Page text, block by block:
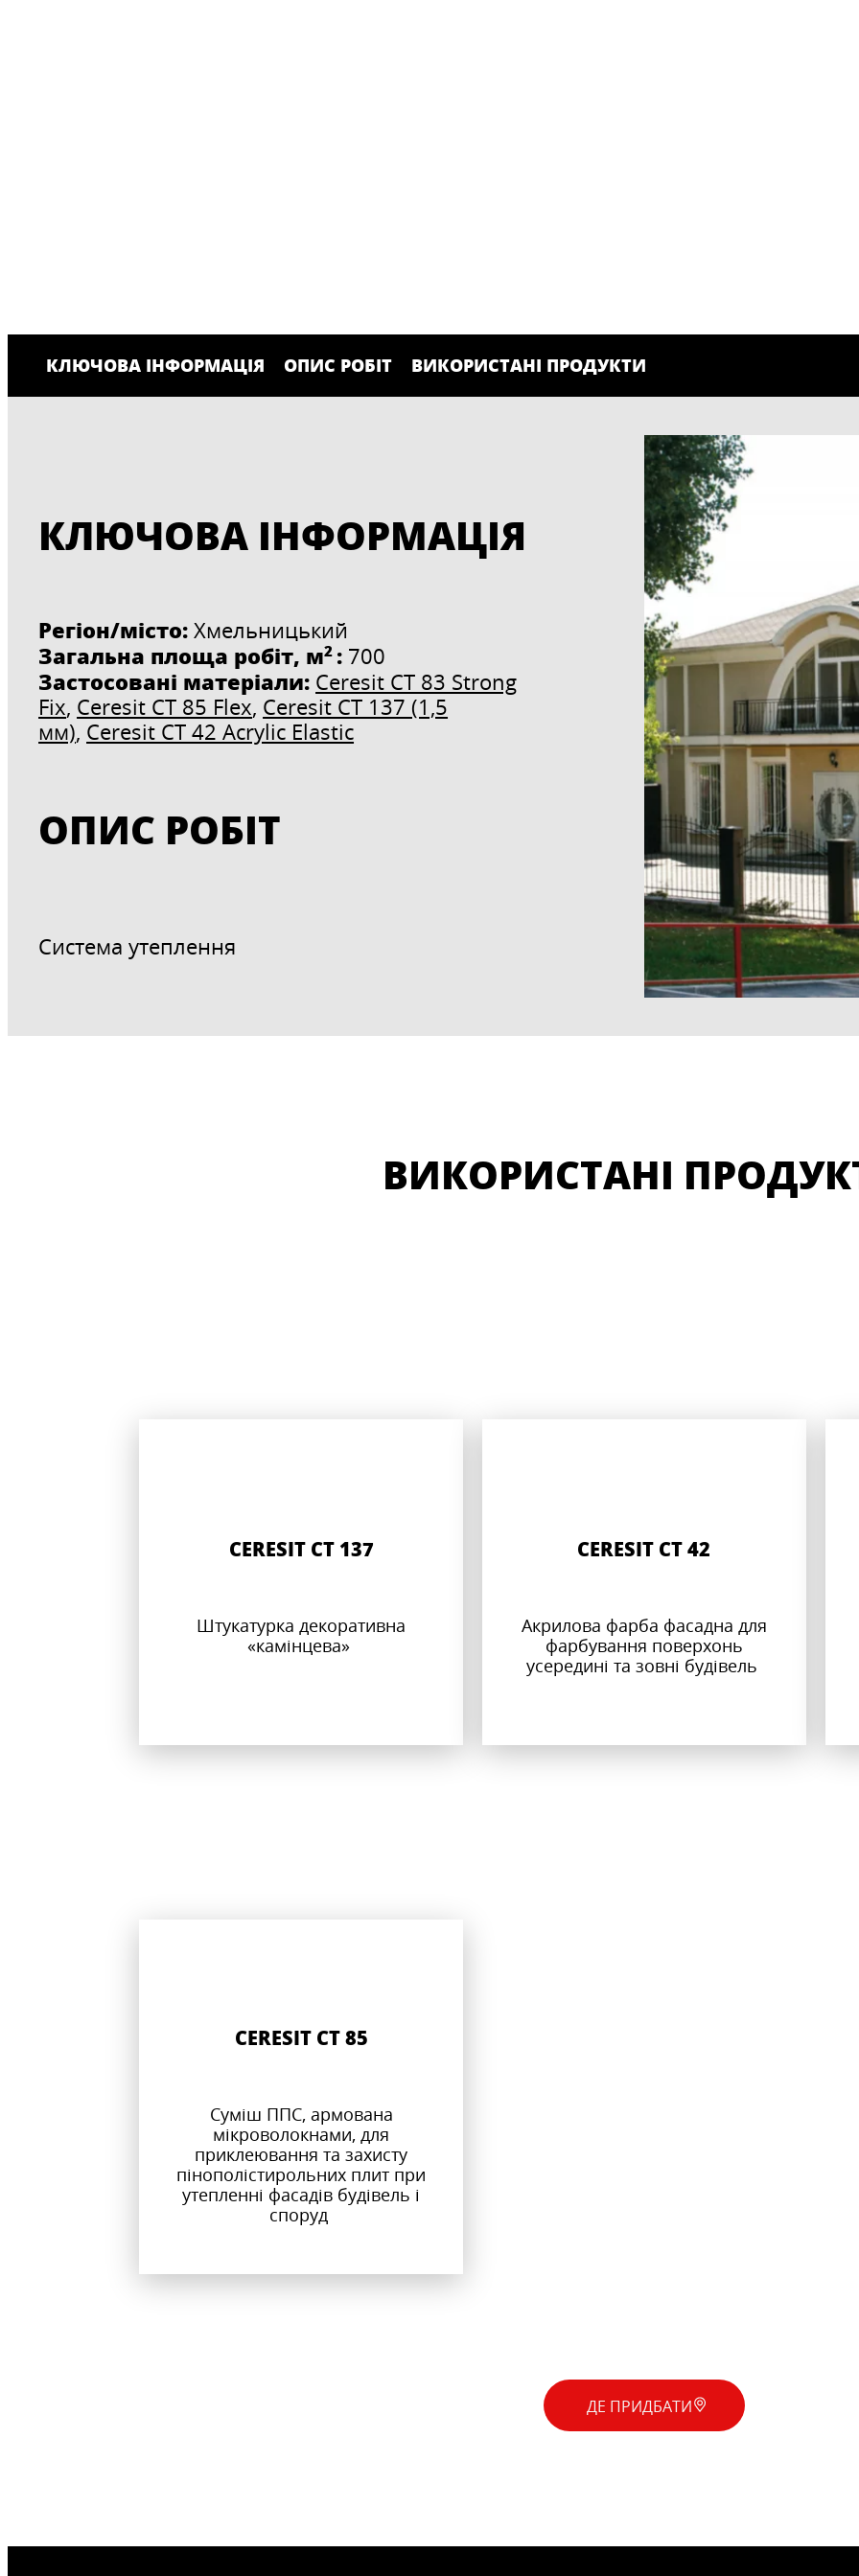
КЛЮЧОВА ІНФОРМАЦІЯ ОПИС РОБІТ ВИКОРИСТАНІ ПРОДУКТИ
КЛЮЧОВА ІНФОРМАЦІЯ
Регіон/місто:Хмельницький
Загальна площа робіт, м2 : 700
Застосовані матеріали: Ceresit CT 83 Strong
Fix, Ceresit CT 85 Flex, Ceresit CT 137 (1,5
мм), Ceresit CT 42 Acrylic Elastic
ОПИС РОБІТ
Система утеплення
ВИКОРИСТАНІ
CERESIT CT 137
Штукатурка декоративна
«камінцева»
CERESIT CT 42
Акрилова фарба фасадна для
фарбування поверхонь
усередині та зовні будівель
CERESIT CT 85
Суміш ППС, армована
мікроволокнами, для
приклеювання та захисту
пінополістирольних плит при
утепленні фасадів будівель і
споруд
ДЕ ПРИДБАТИ